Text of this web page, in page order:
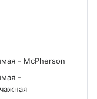
- McPherson
-